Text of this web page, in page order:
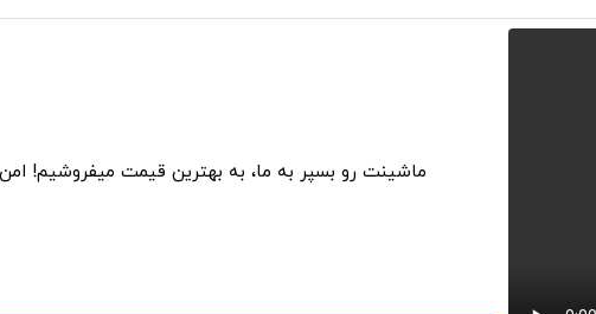
ماشینت رو بسپر به ما، به بهترین قیمت میفروشیم!